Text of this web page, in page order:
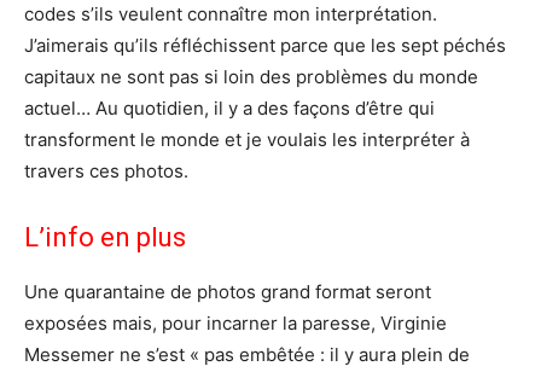
codes s’ils veulent connaître mon interprétation.
J’aimerais qu’ils réfléchissent parce que les sept péchés
capitaux ne sont pas si loin des problèmes du monde
actuel… Au quotidien, il y a des façons d’être qui
transforment le monde et je voulais les interpréter à
travers ces photos.
L’info en plus
Une quarantaine de photos grand format seront
exposées mais, pour incarner la paresse, Virginie
Messemer ne s’est « pas embêtée : il y aura plein de